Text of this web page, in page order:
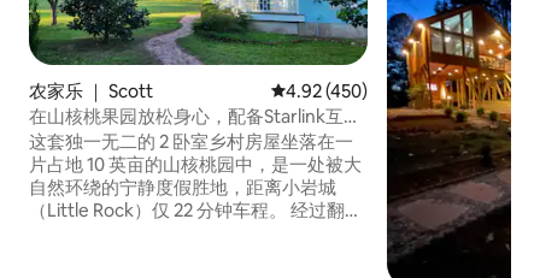
农家乐 ｜ Scott 平均评分 4.92 分（满分 5 分），
4.92 (450)
在山核桃果园放松身心，配备Starlink互联
网！
这套独一无二的 2 卧室乡村房屋坐落在一
片占地 10 英亩的山核桃园中，是一处被大
自然环绕的宁静度假胜地，距离小岩城
（Little Rock）仅 22 分钟车程。 经过翻修